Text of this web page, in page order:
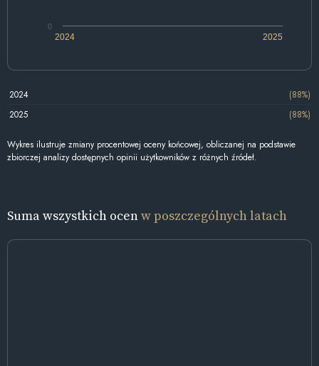
2024 2025
0
2024
(88%)
2025
(88%)
Wykres ilustruje zmiany procentowej oceny końcowej, obliczanej na podstawie
zbiorczej analizy dostępnych opinii użytkowników z różnych źródeł.
Suma wszystkich ocenw poszczególnych latach